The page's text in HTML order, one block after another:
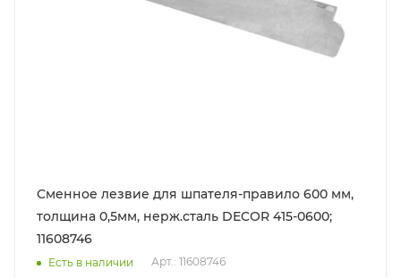
Сменное лезвие для шпателя-правило 600 мм,
толщина 0,5мм, нерж.сталь DECOR 415-0600;
11608746
Есть в наличии Арт.: 11608746